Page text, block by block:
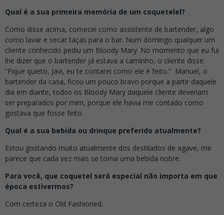
Qual é a sua primeira memória de um coquetelel?
Como disse acima, comecei como assistente de bartender, algo
como lavar e secar taças para o bar. Num domingo qualquer um
cliente conhecido pediu um Bloody Mary. No momento que eu fui
lhe dizer que o bartender já estava a caminho, o cliente disse:
“Fique quieto, Javi, eu te contarei como ele é feito.” Manuel, o
bartender da casa, ficou um pouco bravo porque a partir daquele
dia em diante, todos os Bloody Mary daquele cliente deveriam
ser preparados por mim, porque ele havia me contado como
gostava que fosse feito.
Qual é a sua bebida ou drinque preferido atualmente?
Estou gostando muito atualmente dos destilados de agave, me
parece que cada vez mais se torna uma bebida nobre.
Para você, que coquetel será especial não importa em que
época estivermos?
Com certeza o Old Fashioned.